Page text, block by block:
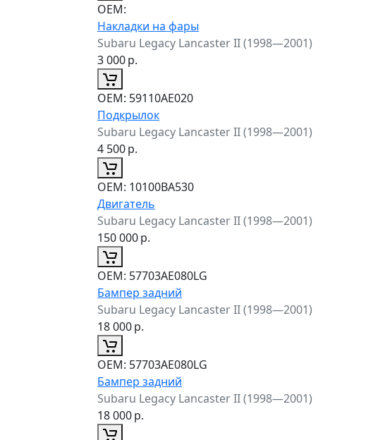
ОЕМ:
Накладки на фары
Subaru Legacy Lancaster II (1998—2001)
3 000р.
ОЕМ: 59110AE020
Подкрылок
Subaru Legacy Lancaster II (1998—2001)
4 500р.
ОЕМ: 10100BA530
Двигатель
Subaru Legacy Lancaster II (1998—2001)
150 000р.
ОЕМ: 57703AE080LG
Бампер задний
Subaru Legacy Lancaster II (1998—2001)
18 000р.
ОЕМ: 57703AE080LG
Бампер задний
Subaru Legacy Lancaster II (1998—2001)
18 000р.